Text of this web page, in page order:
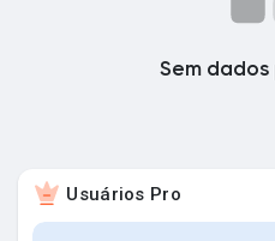
Sem
Usuários Pro